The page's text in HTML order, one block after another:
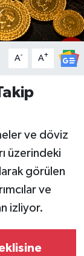
A- A+
ve döviz
üzerindeki
görülen
ve
izliyor.